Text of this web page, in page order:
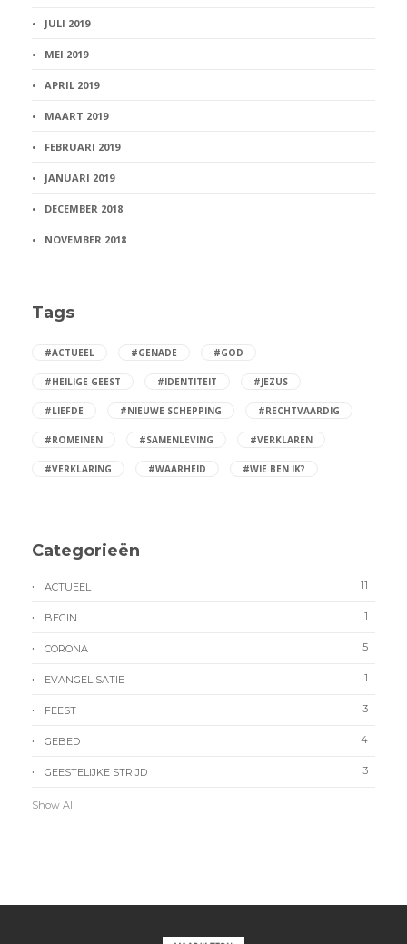
JULI 2019
MEI 2019
APRIL 2019
MAART 2019
FEBRUARI 2019
JANUARI 2019
DECEMBER 2018
NOVEMBER 2018
Tags
#ACTUEEL #GENADE #GOD
#HEILIGE GEEST #IDENTITEIT #JEZUS
#LIEFDE #NIEUWE SCHEPPING #RECHTVAARDIG
#ROMEINEN #SAMENLEVING #VERKLAREN
#VERKLARING #WAARHEID #WIE BEN IK?
Categorieën
ACTUEEL 11
BEGIN 1
CORONA 5
EVANGELISATIE 1
FEEST 3
GEBED 4
GEESTELIJKE STRIJD 3
Show All